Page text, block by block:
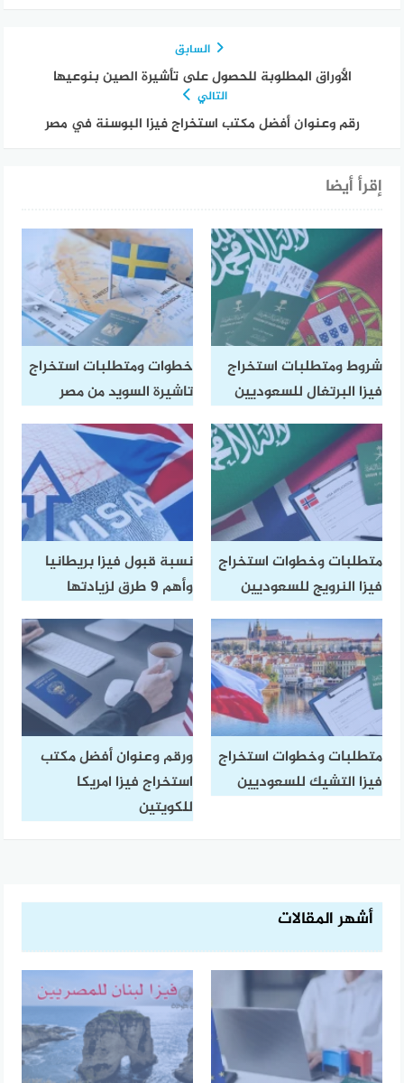
السابق
الأوراق المطلوبة للحصول على تأشيرة الصين بنوعيها
التالي
رقم وعنوان أفضل مكتب استخراج فيزا البوسنة في مصر
إقرأ أيضا
شروط ومتطلبات استخراج
فيزا البرتغال للسعوديين
خطوات ومتطلبات استخراج
تاشيرة السويد من مصر​
متطلبات وخطوات استخراج
فيزا النرويج للسعوديين
نسبة قبول فيزا بريطانيا
وأهم 9 طرق لزيادتها
متطلبات وخطوات استخراج
فيزا التشيك للسعوديين
ورقم وعنوان أفضل مكتب
استخراج فيزا امريكا
للكويتين
أشهر المقالات